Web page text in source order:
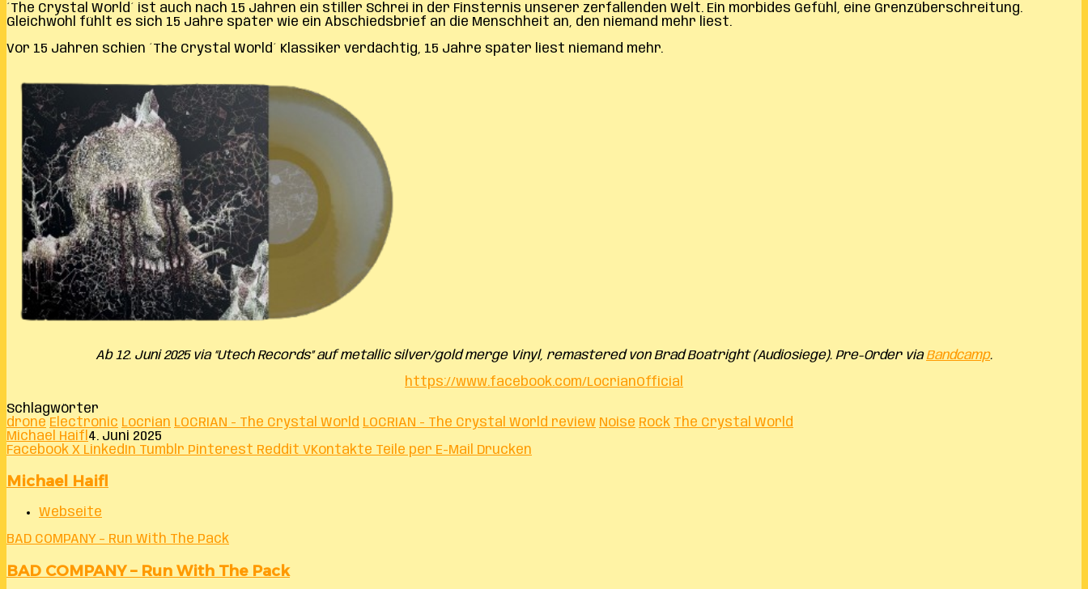
´The Crystal World´ ist auch nach 15 Jahren ein stiller Schrei in der Finsternis unserer zerfallenden Welt. Ein morbides Gefühl, eine Grenzüberschreitung.
Gleichwohl fühlt es sich 15 Jahre später wie ein Abschiedsbrief an die Menschheit an, den niemand mehr liest.
Vor 15 Jahren schien ´The Crystal World´ Klassiker verdächtig, 15 Jahre später liest niemand mehr.
Ab 12. Juni 2025 via “Utech Records” auf metallic silver/gold merge Vinyl, remastered von Brad Boatright (Audiosiege). Pre-Order viaBandcamp.
https://www.facebook.com/LocrianOfficial
Schlagwörter
drone Electronic Locrian LOCRIAN - The Crystal World LOCRIAN - The Crystal World review Noise Rock The Crystal World
Michael Haifl 4. Juni 2025
Facebook X LinkedIn Tumblr Pinterest Reddit VKontakte Teile per E-Mail Drucken
Michael Haifl
Webseite
BAD COMPANY – Run With The Pack
BAD COMPANY – Run With The Pack